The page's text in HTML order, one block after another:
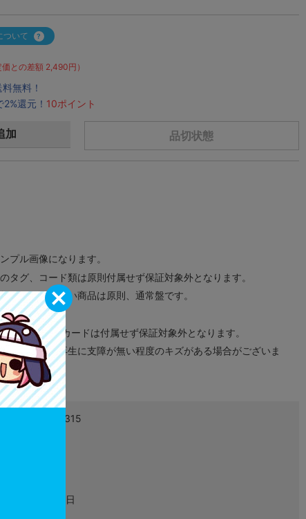
ついて
価との差額 2,490円）
無料！
還元！ 10ポイント
品切状態
加
プル画像になります。
タグ、コード類は原則付属せず保証対象外となります。
い限り取り扱い商品は原則、通常盤です。
となります。
のメモリーカードは付属せず保証対象外となります。
関しまして再生に支障が無い程度のキズがある場合がございま
4984995900315
2007年11月22日